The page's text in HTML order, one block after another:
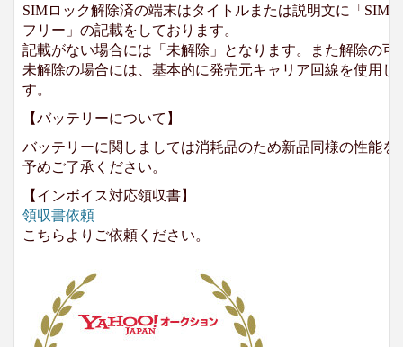
SIMロック解除済の端末はタイトルまたは説明文に「SIM
フリー」の記載をしております。
記載がない場合には「未解除」となります。また解除の可
未解除の場合には、基本的に発売元キャリア回線を使用
す。
【バッテリーについて】
バッテリーに関しましては消耗品のため新品同様の性能
予めご了承ください。
【インボイス対応領収書】
領収書依頼
こちらよりご依頼ください。